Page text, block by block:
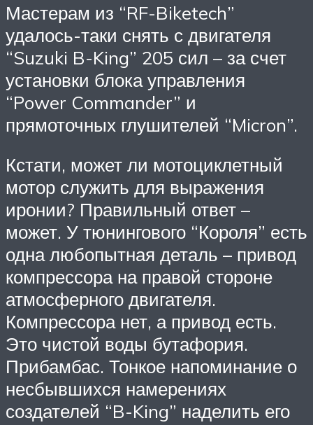
Мастерам из “RF-Biketech”
удалось-таки снять с двигателя
“Suzuki B-King” 205 сил – за счет
установки блока управления
“Power Commander” и
прямоточных глушителей “Micron”.
Кстати, может ли мотоциклетный
мотор служить для выражения
иронии? Правильный ответ –
может. У тюнингового “Короля” есть
одна любопытная деталь – привод
компрессора на правой стороне
атмосферного двигателя.
Компрессора нет, а привод есть.
Это чистой воды бутафория.
Прибамбас. Тонкое напоминание о
несбывшихся намерениях
создателей “B-King” наделить его